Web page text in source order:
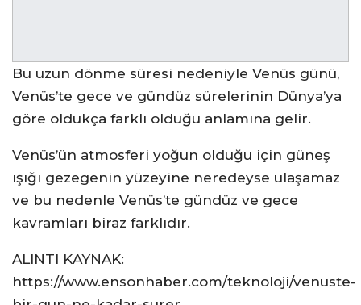
Bu uzun dönme süresi nedeniyle Venüs günü,
Venüs’te gece ve gündüz sürelerinin Dünya’ya
göre oldukça farklı olduğu anlamına gelir.
Venüs’ün atmosferi yoğun olduğu için güneş
ışığı gezegenin yüzeyine neredeyse ulaşamaz
ve bu nedenle Venüs’te gündüz ve gece
kavramları biraz farklıdır.
ALINTI KAYNAK:
https://www.ensonhaber.com/teknoloji/venuste-